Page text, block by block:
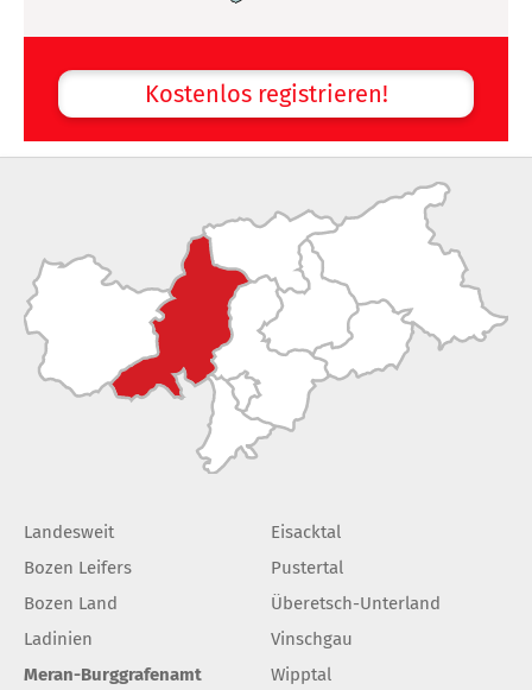
Kostenlos registrieren!
Landesweit
Bozen Leifers
Bozen Land
Ladinien
Meran-Burggrafenamt
Eisacktal
Pustertal
Überetsch-Unterland
Vinschgau
Wipptal